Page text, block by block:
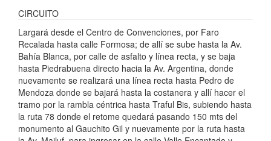
CIRCUITO
Largará desde el Centro de Convenciones, por Faro
Recalada hasta calle Formosa; de allí se sube hasta la Av.
Bahía Blanca, por calle de asfalto y línea recta, y se baja
hasta Piedrabuena directo hacia la Av. Argentina, donde
nuevamente se realizará una línea recta hasta Pedro de
Mendoza donde se bajará hasta la costanera y allí hacer el
tramo por la rambla céntrica hasta Traful Bis, subiendo hasta
la ruta 78 donde el retome quedará pasando 150 mts del
monumento al Gauchito Gil y nuevamente por la ruta hasta